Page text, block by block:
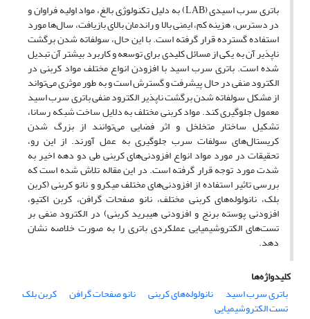
باتری سرب اسیدی (LAB) به دلیل تکنولوژی بالغ، مواد اولیه فراوان و
در دسترس، هزینه کم، ایمنی بالا و راندمان بالای بازیافت، سال‌ها مورد
استفاده گسترده قرار گرفته است. با این حال، سولفاته شدن برگشت
ناپذیر آن به یکی از مسائل کلیدی برای توسعه و کاربرد بیشتر آن تبدیل
شده است. باتری سرب اسید با افزودن انواع مختلف مواد کربنی در
الکترود منفی در حال پیشرفت و گسترش است و به طور موثری می‌تواند
از مشکل سولفاته شدن برگشت ناپذیر الکترود منفی باتری سرب اسید
معمول جلوگیری کند. مواد کربنی مختلف به دلایل ساخت شبکه رسانا،
تشکیل ساختار متخلخل و اثر فضایی می‌توانند از بزرگ شدن
کریستال‌های سولفات سرب جلوگیری به عمل آورند. از این رو،
تحقیقات در مورد مواد انواع افزودنی‌های کربنی طی دو دهه اخیر به
شدت مورد توجه قرار گرفته است. در این مقاله تلاش شده است که
بررسی تاثیر استفاده از افزودنی‌های مختلف میکرو و نانو کربنی (کربن
بلک، نانولوله‌های کربنی مختلف، نانو صفحات گرافن، کربن اکتیو،
افزودنی پوسته برنج و افزودنی هیبرید کربنی) در الکترود منفی بر
تست‌های الکتروشیمیایی عملکردی باتری را به صورت خلاصه نشان
دهد.
کلیدواژه‌ها
باتری سرب اسید
نانولوله‌های کربنی نانو صفحات گرافن کربن بلک
تست الکتروشیمیایی